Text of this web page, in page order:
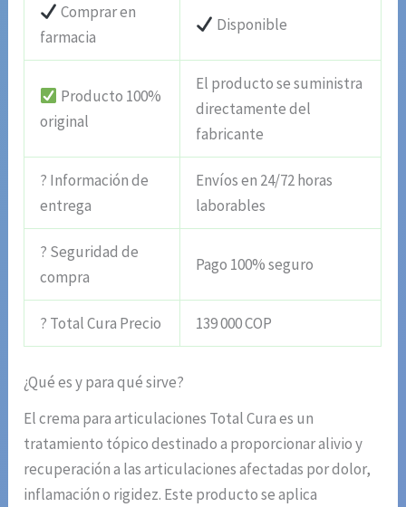
Comprar en
farmacia
Disponible
Producto 100%
original
El producto se suministra
directamente del
fabricante
? Información de
entrega
Envíos en 24/72 horas
laborables
? Seguridad de
compra
Pago 100% seguro
? Total Cura Precio 139 000 COP
¿Qué es y para qué sirve?
El crema para articulaciones Total Cura es un
tratamiento tópico destinado a proporcionar alivio y
recuperación a las articulaciones afectadas por dolor,
inflamación o rigidez. Este producto se aplica